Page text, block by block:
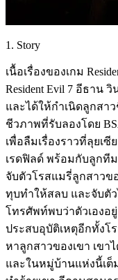
1. Story
เนื้อเรื่องของเกม
Resident Evil 7 อีธาน
และได้ให้กำเนิดลูกสา
ชีวภาพที่รับลองโดย
เพื่อลืมเรื่องราวที่ลุยเ
เรดฟิลด์ พร้อมกับลูกที
จับตัวโรสแมรี่ลูกสาวข
ทุบทำให้สลบ และจับตั
โทรศัพท์พบว่าตัวเองอ
ประสบอุบัติเหตุอีกทั้งโ
หาลูกสาวของเขา เขา
และในหมู่บ้านแห่งนี้เ